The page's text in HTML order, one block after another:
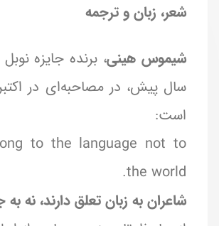
شعر، زبان و ترجمه
شیموس هینی، برنده جایزه
است:
to the language not to
the world.
شاعران به زبان تعلق دارند، نه